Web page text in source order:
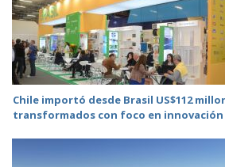
Chile importó desde Brasil US$112
transformados con foco en